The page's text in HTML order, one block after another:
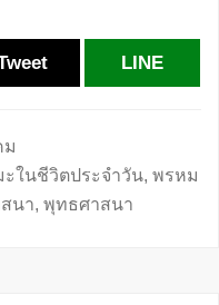
LINE
ม
ะในชีวิตประจำวัน, พรหม
นา, พุทธศาสนา